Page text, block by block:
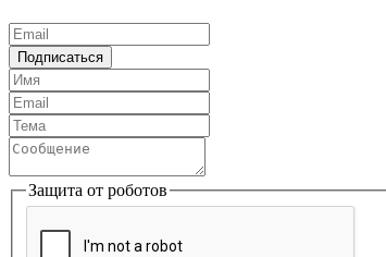
Подписаться
Защита от роботов